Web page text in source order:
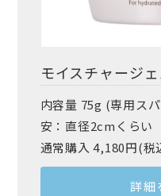
モイスチャージ
内容量 75g (専用ス
安：直径2cmくらい
通常購入 4,180円(税
詳細